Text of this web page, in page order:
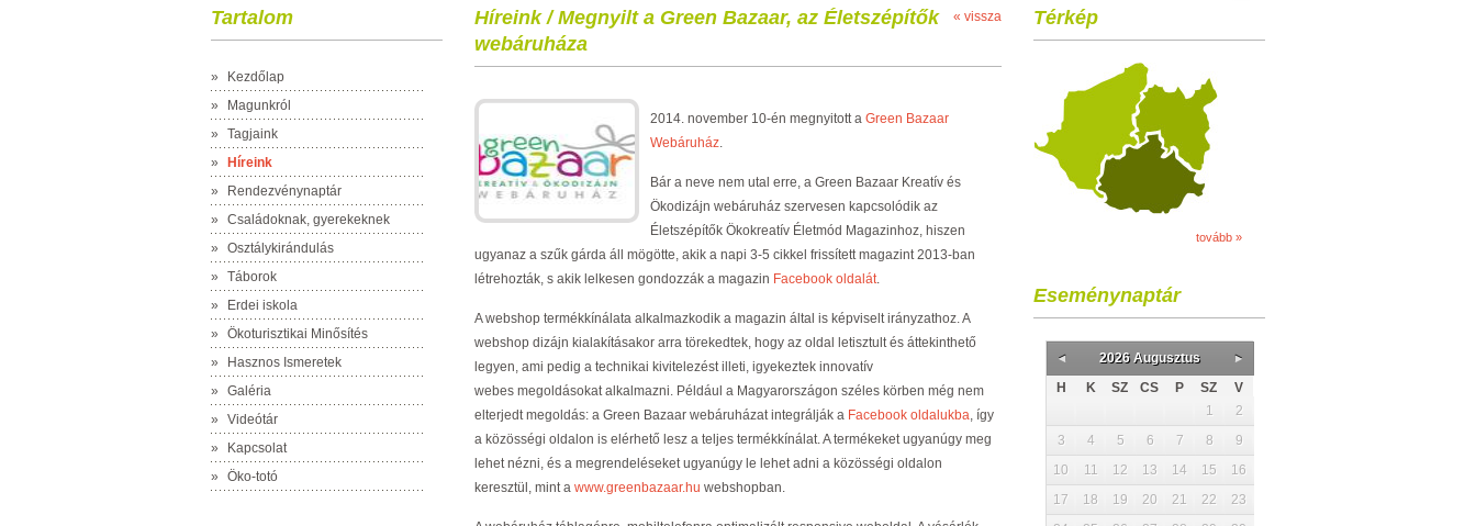
Tartalom
»
Kezdőlap
»
Magunkról
»
Tagjaink
»
Híreink
»
Rendezvénynaptár
»
Családoknak, gyerekeknek
»
Osztálykirándulás
»
Táborok
»
Erdei iskola
»
Ökoturisztikai Minősítés
»
Hasznos Ismeretek
»
Galéria
»
Videótár
»
Kapcsolat
»
Öko-totó
« vissza
Híreink / Megnyilt a Green Bazaar, az Életszépítők
webáruháza
2014. november 10-én megnyitott a Green Bazaar
Webáruház.
Bár a neve nem utal erre, a Green Bazaar Kreatív és
Ökodizájn webáruház szervesen kapcsolódik az
Életszépítők Ökokreatív Életmód Magazinhoz, hiszen
ugyanaz a szűk gárda áll mögötte, akik a napi 3-5 cikkel frissített magazint 2013-ban
létrehozták, s akik lelkesen gondozzák a magazin Facebook oldalát.
A webshop termékkínálata alkalmazkodik a magazin által is képviselt irányzathoz. A
webshop dizájn kialakításakor arra törekedtek, hogy az oldal letisztult és áttekinthető
legyen, ami pedig a technikai kivitelezést illeti, igyekeztek innovatív
webes megoldásokat alkalmazni. Például a Magyarországon széles körben még nem
elterjedt megoldás: a Green Bazaar webáruházat integrálják a Facebook oldalukba, így
a közösségi oldalon is elérhető lesz a teljes termékkínálat. A termékeket ugyanúgy meg
lehet nézni, és a megrendeléseket ugyanúgy le lehet adni a közösségi oldalon
keresztül, mint a www.greenbazaar.hu webshopban.
Térkép
tovább »
Eseménynaptár
2026 Augusztus
H
K SZ CS P SZ
V
1
2
3
4 5 6 7 8
9
10
11 12 13 14 15
16
17
18 19 20 21 22
23